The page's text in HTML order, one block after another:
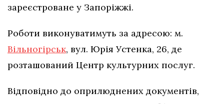
зареєстроване у Запоріжжі.
Роботи виконуватимуть за адресою: м.
Вільногірськ, вул. Юрія Устенка, 26, де
розташований Центр культурних послуг.
Відповідно до оприлюднених документів,